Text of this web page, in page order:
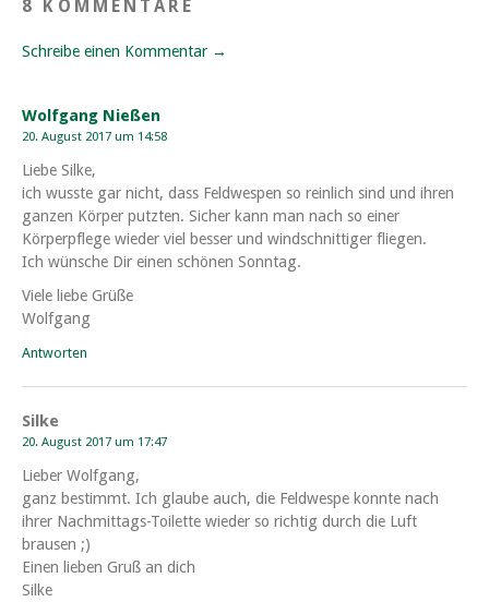
8 KOMMENTARE
Schreibe einen Kommentar →
Wolfgang Nießen
20. August 2017 um 14:58
Liebe Silke,
ich wusste gar nicht, dass Feldwespen so reinlich sind und ihren
ganzen Körper putzten. Sicher kann man nach so einer
Körperpflege wieder viel besser und windschnittiger fliegen.
Ich wünsche Dir einen schönen Sonntag.
Viele liebe Grüße
Wolfgang
Antworten
Silke
20. August 2017 um 17:47
Lieber Wolfgang,
ganz bestimmt. Ich glaube auch, die Feldwespe konnte nach
ihrer Nachmittags-Toilette wieder so richtig durch die Luft
brausen ;)
Einen lieben Gruß an dich
Silke